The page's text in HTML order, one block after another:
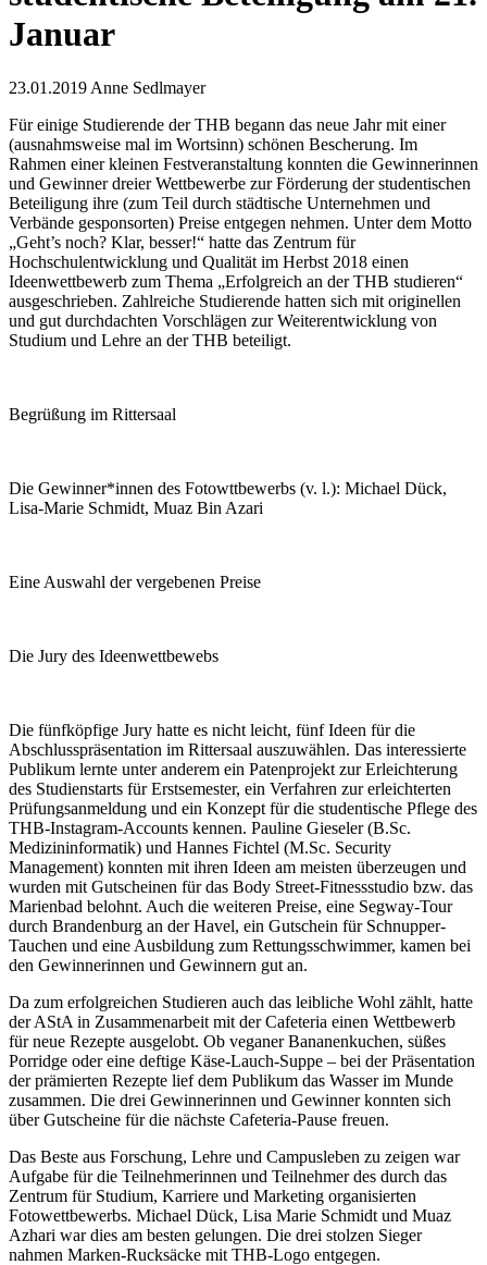
Januar
23.01.2019 Anne Sedlmayer
Für einige Studierende der THB begann das neue Jahr mit einer
(ausnahmsweise mal im Wortsinn) schönen Bescherung. Im
Rahmen einer kleinen Festveranstaltung konnten die Gewinnerinnen
und Gewinner dreier Wettbewerbe zur Förderung der studentischen
Beteiligung ihre (zum Teil durch städtische Unternehmen und
Verbände gesponsorten) Preise entgegen nehmen. Unter dem Motto
„Geht’s noch? Klar, besser!“ hatte das Zentrum für
Hochschulentwicklung und Qualität im Herbst 2018 einen
Ideenwettbewerb zum Thema „Erfolgreich an der THB studieren“
ausgeschrieben. Zahlreiche Studierende hatten sich mit originellen
und gut durchdachten Vorschlägen zur Weiterentwicklung von
Studium und Lehre an der THB beteiligt.
Begrüßung im Rittersaal
Die Gewinner*innen des Fotowttbewerbs (v. l.): Michael Dück,
Lisa-Marie Schmidt, Muaz Bin Azari
Eine Auswahl der vergebenen Preise
Die Jury des Ideenwettbewebs
Die fünfköpfige Jury hatte es nicht leicht, fünf Ideen für die
Abschlusspräsentation im Rittersaal auszuwählen. Das interessierte
Publikum lernte unter anderem ein Patenprojekt zur Erleichterung
des Studienstarts für Erstsemester, ein Verfahren zur erleichterten
Prüfungsanmeldung und ein Konzept für die studentische Pflege des
THB-Instagram-Accounts kennen. Pauline Gieseler (B.Sc.
Medizininformatik) und Hannes Fichtel (M.Sc. Security
Management) konnten mit ihren Ideen am meisten überzeugen und
wurden mit Gutscheinen für das Body Street-Fitnessstudio bzw. das
Marienbad belohnt. Auch die weiteren Preise, eine Segway-Tour
durch Brandenburg an der Havel, ein Gutschein für Schnupper-
Tauchen und eine Ausbildung zum Rettungsschwimmer, kamen bei
den Gewinnerinnen und Gewinnern gut an.
Da zum erfolgreichen Studieren auch das leibliche Wohl zählt, hatte
der AStA in Zusammenarbeit mit der Cafeteria einen Wettbewerb
für neue Rezepte ausgelobt. Ob veganer Bananenkuchen, süßes
Porridge oder eine deftige Käse-Lauch-Suppe – bei der Präsentation
der prämierten Rezepte lief dem Publikum das Wasser im Munde
zusammen. Die drei Gewinnerinnen und Gewinner konnten sich
über Gutscheine für die nächste Cafeteria-Pause freuen.
Das Beste aus Forschung, Lehre und Campusleben zu zeigen war
Aufgabe für die Teilnehmerinnen und Teilnehmer des durch das
Zentrum für Studium, Karriere und Marketing organisierten
Fotowettbewerbs. Michael Dück, Lisa Marie Schmidt und Muaz
Azhari war dies am besten gelungen. Die drei stolzen Sieger
nahmen Marken-Rucksäcke mit THB-Logo entgegen.